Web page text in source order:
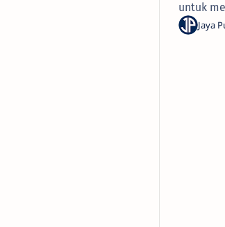
untuk